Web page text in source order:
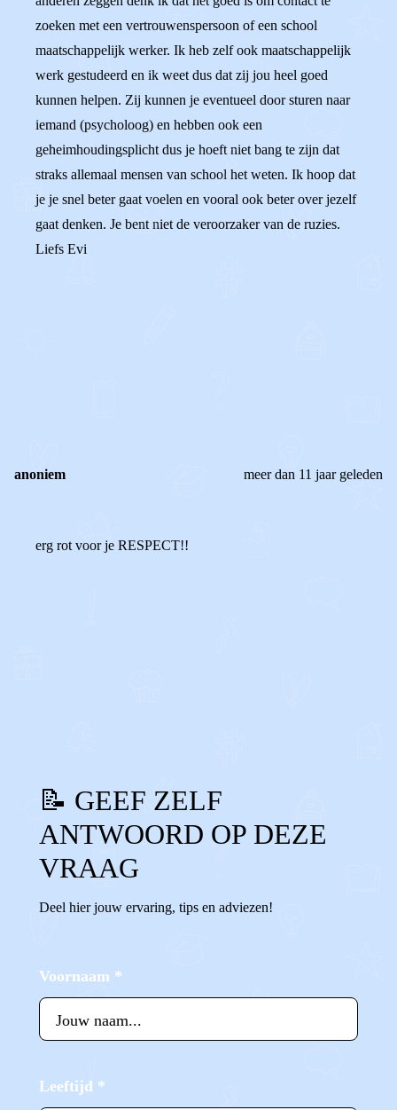
zoeken met een vertrouwenspersoon of een school
maatschappelijk werker. Ik heb zelf ook maatschappelijk
werk gestudeerd en ik weet dus dat zij jou heel goed
kunnen helpen. Zij kunnen je eventueel door sturen naar
iemand (psycholoog) en hebben ook een
geheimhoudingsplicht dus je hoeft niet bang te zijn dat
straks allemaal mensen van school het weten. Ik hoop dat
je je snel beter gaat voelen en vooral ook beter over jezelf
gaat denken. Je bent niet de veroorzaker van de ruzies.
Liefs Evi
anoniem meer dan 11 jaar geleden
erg rot voor je RESPECT!!
📝 GEEF ZELF
ANTWOORD OP DEZE
VRAAG
Deel hier jouw ervaring, tips en adviezen!
Voornaam *
Leeftijd *